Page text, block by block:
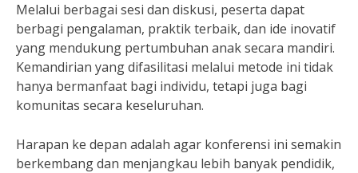
Melalui berbagai sesi dan diskusi, peserta dapat
berbagi pengalaman, praktik terbaik, dan ide inovatif
yang mendukung pertumbuhan anak secara mandiri.
Kemandirian yang difasilitasi melalui metode ini tidak
hanya bermanfaat bagi individu, tetapi juga bagi
komunitas secara keseluruhan.
Harapan ke depan adalah agar konferensi ini semakin
berkembang dan menjangkau lebih banyak pendidik,